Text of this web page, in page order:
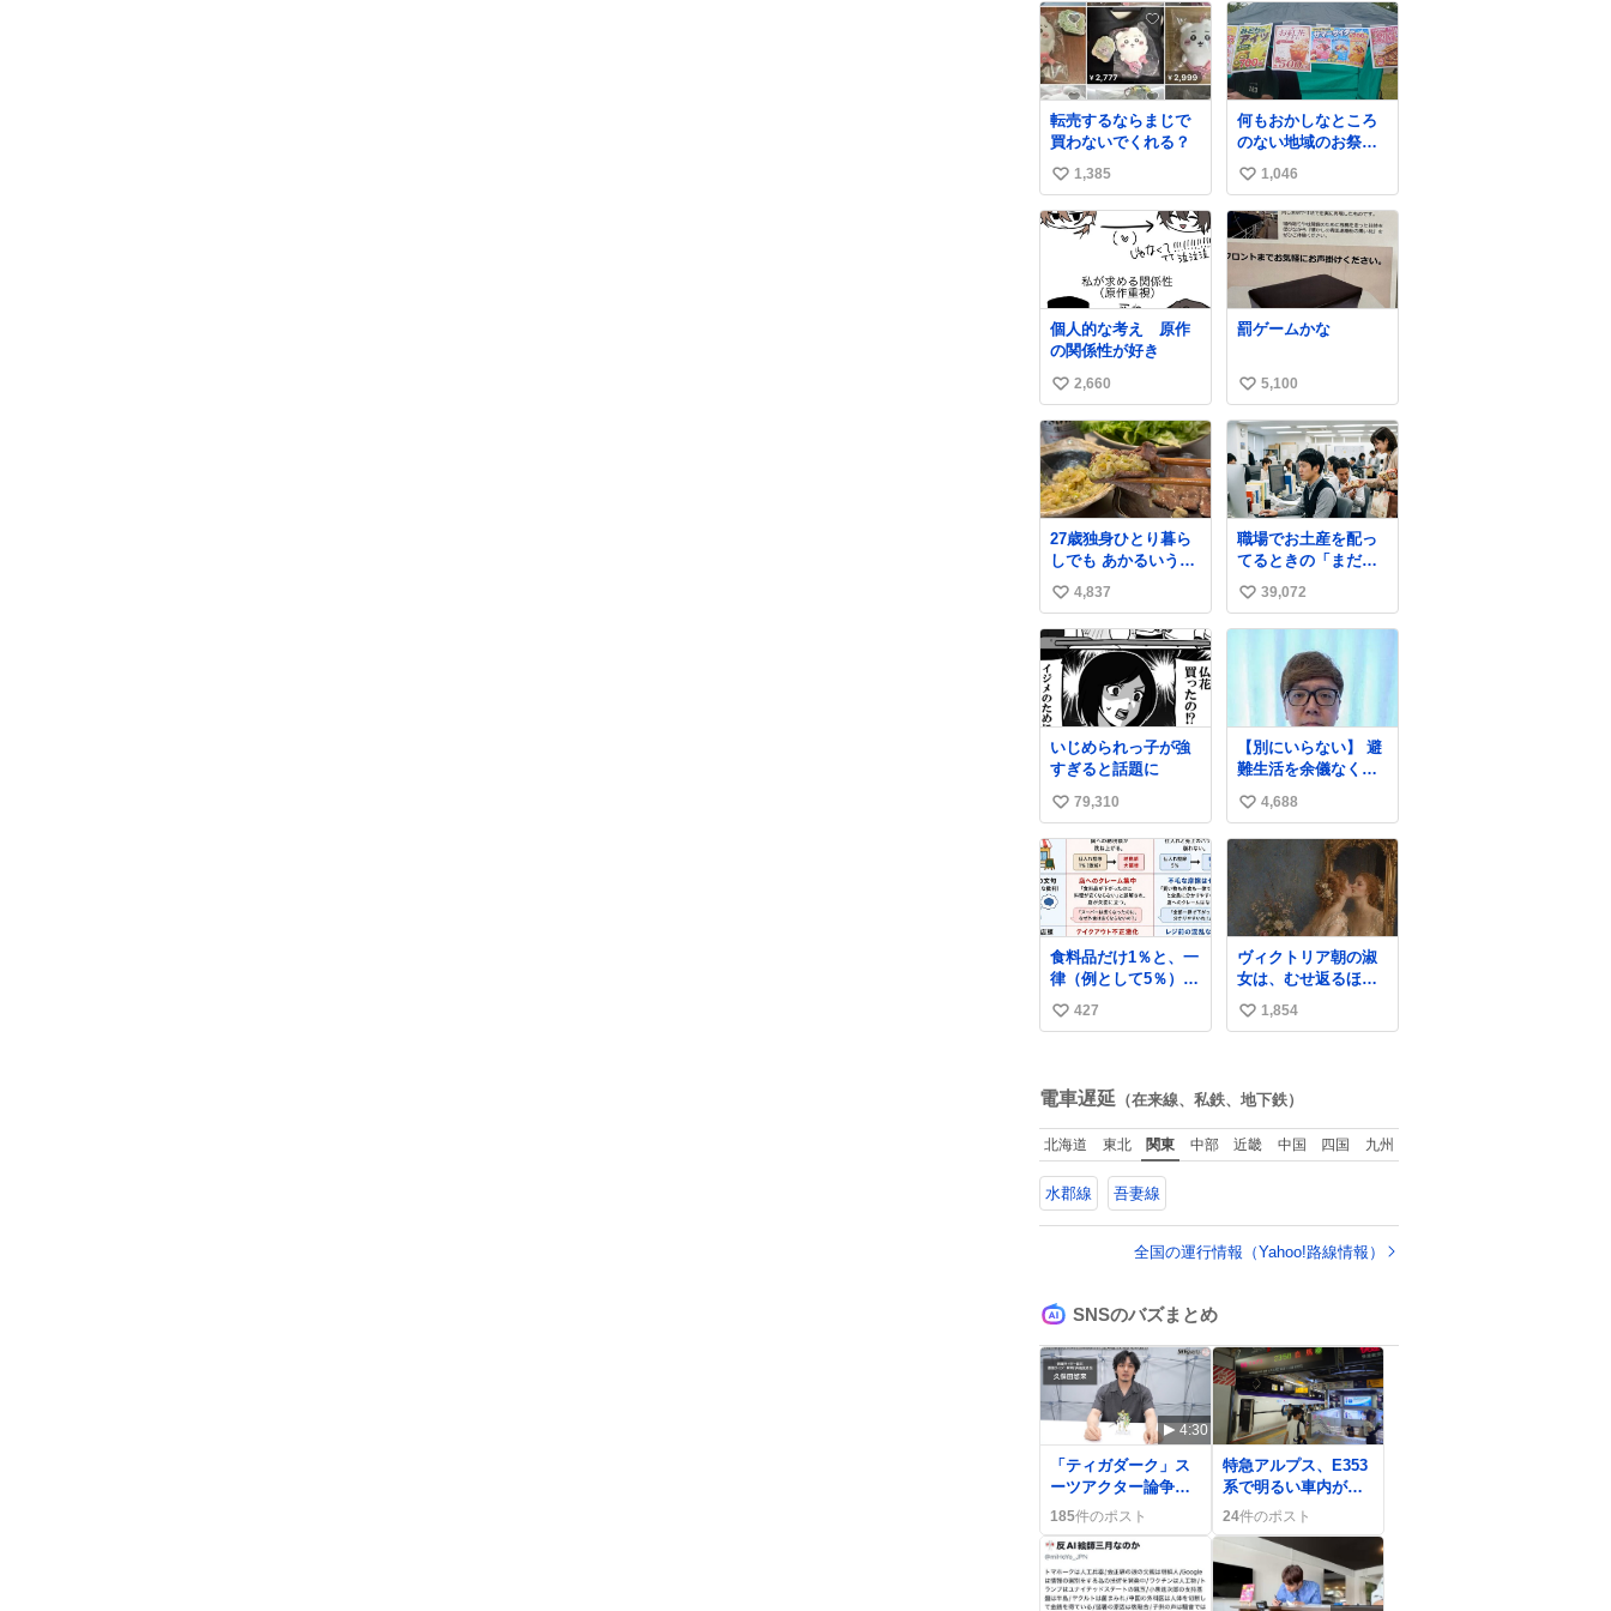
転売するならまじで
買わないでくれる？
い
い
ね
1,385
何もおかしなところ
のない地域のお祭り
の屋台。あとなんか
割と聞き馴染みのあ
るBGMが流れてます
#関広見まつり #関広
見まつり2026
い
い
ね
数
1,046
個人的な考え 原作
の関係性が好き
い
い
ね
数
2,660
罰ゲームかな
い
い
ね
数
5,100
27歳独身ひとり暮ら
しでも あかるいうち
から呑みながらキッ
チンでひとり焼肉で
きてしあわせだもん՞
o̴̶̷̥ ̫ o̴̶̷̥ ՞
い
い
ね
数
4,837
職場でお土産を配っ
てるときの「まだ気
づいてませんよ」的
な演技が毎回シンド
い。
い
い
39,072
いじめられっ子が強
すぎると話題に
い
い
ね
数
79,310
【別にいらない】 避
難生活を余儀なくさ
れている子どもたち
のためにヒカキンボ
ックス1000個を寄付
させていただきまし
た
い
い
数
4,688
食料品だけ1％と、一
律（例として5％）の
比較表を作ってみま
した。 参考になるか
い
数
427
ヴィクトリア朝の淑
女は、むせ返るほど
大量の香水を身につ
けるものではないと
い、ヴィクトリア朝
の女性達の美容習慣
に欠かせないものだ
は薔薇、菫、ベルガ
い
数
1,854
電車遅延 （在来線、私鉄、地下鉄）
北海道 東北 関東 中部 近畿 中国 四国 九州
水郡線 吾妻線
全国の運行情報（Yahoo!路線情報）
SNSのバズまとめ
4:30
「ティガダーク」ス
ーツアクター論争、
長谷川氏と権藤氏の
議論が広がる
185件のポスト
特急アルプス、E353
系で明るい車内が話
題に 乗客は「快
い」と歓喜
24件のポスト